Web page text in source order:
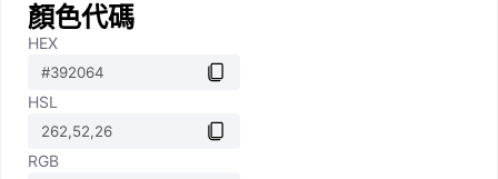
顏色代碼
HEX
HSL
RGB